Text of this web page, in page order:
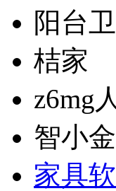
阳台
桔家
z6mg
智小
家具